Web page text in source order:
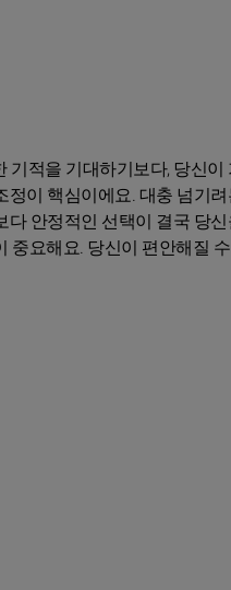
기적을 기대하기보다, 당신
이 핵심이에요. 대충 넘기
안정적인 선택이 결국 당
요해요. 당신이 편안해질